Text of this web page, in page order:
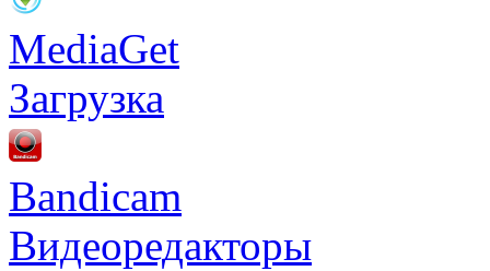
MediaGet
Загрузка
Bandicam
Видеоредакторы